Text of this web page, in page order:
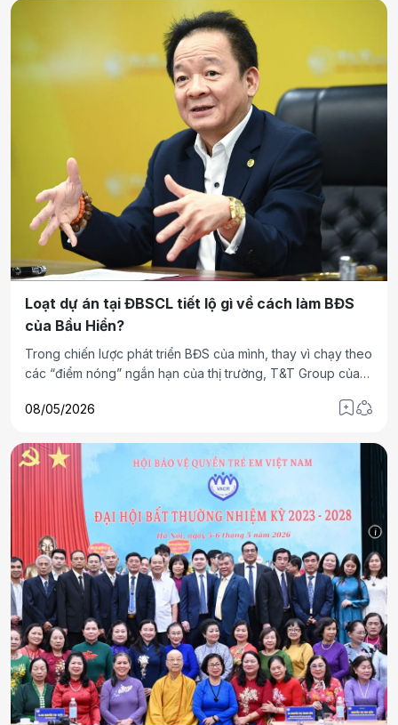
Loạt dự án tại ĐBSCL tiết lộ gì về cách làm BĐS
của Bầu Hiển?
Trong chiến lược phát triển BĐS của mình, thay vì chạy theo
các “điểm nóng” ngắn hạn của thị trường, T&T Group của
đất, hoàn thiện pháp lý, đầu tư hạ tầng và kiên trì xây dựng
bán ra thị trường.
08/05/2026
i